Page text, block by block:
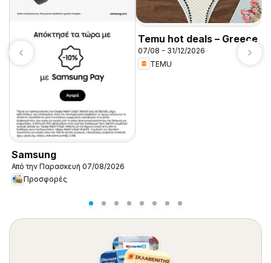
Samsung
Από την Παρασκευή 07/08/2026
Προσφορές
Temu hot deals – Greece
07/08 - 31/12/2026
TEMU